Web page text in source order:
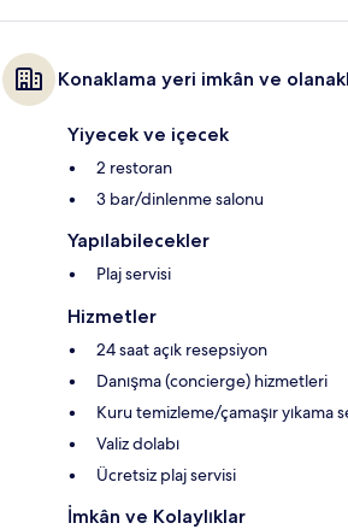
Konaklama yeri imkân ve
Yiyecek ve içecek
2 restoran
3 bar/dinlenme salonu
Yapılabilecekler
Plaj servisi
Hizmetler
24 saat açık resepsiyon
Danışma (concierge) hizmetleri
Kuru temizleme/çamaşır yıkama
Valiz dolabı
Ücretsiz plaj servisi
İmkân ve Kolaylıklar